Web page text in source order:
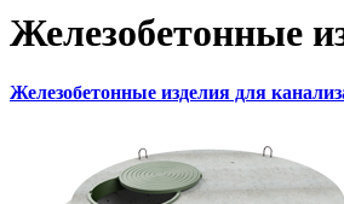
Железобетонные
Железобетонные изделия для